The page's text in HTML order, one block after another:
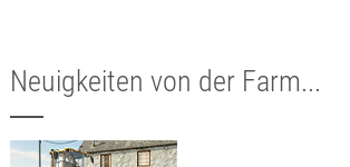
Neuigkeiten von der Farm...